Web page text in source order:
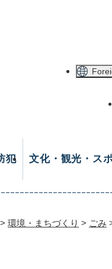
犯 文化・観光・ス
> 環境・まちづくり > ごみ